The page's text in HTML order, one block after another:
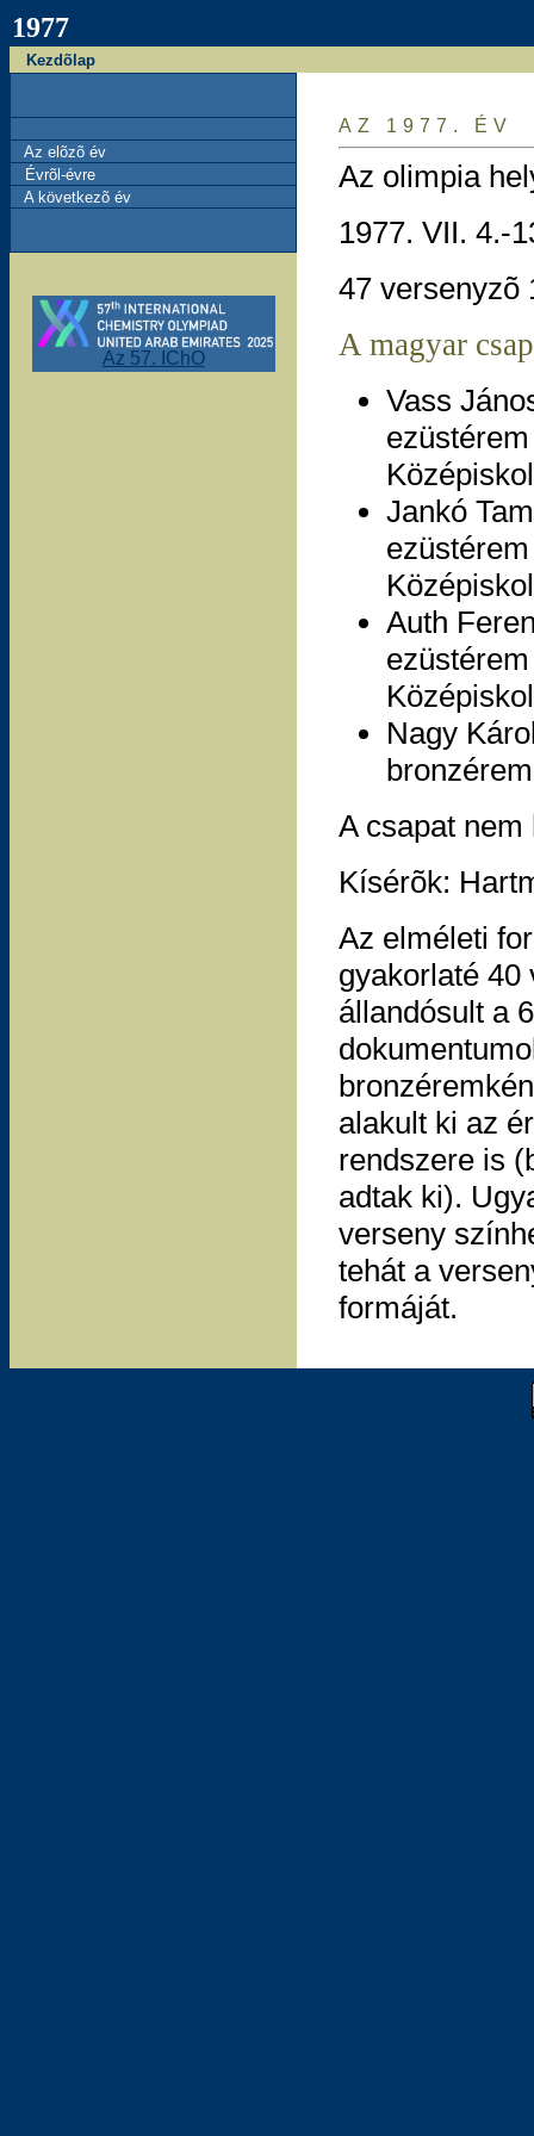
1977
Kezdõlap
Az elõzõ év
Évrõl-évre
A következõ év
Az 57. IChO
AZ 1977. ÉV
Az olimpia
1977. VII. 4.-
47 versenyzõ
A magyar
Vass
Jankó
Auth
Nagy
A csapat
Kísérõk:
Az elméleti
gyakorlaté 40
állandósult a
alakult ki az
rendszere is
adtak ki).
verseny
tehát a
formáját.